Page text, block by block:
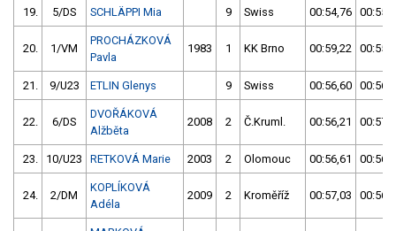
19. 5/DS SCHLÄPPI Mia 9 Swiss 00:54,76
20. 1/VM
PROCHÁZKOVÁ
Pavla
1983 1 KK Brno 00:59,22
21. 9/U23 ETLIN Glenys 9 Swiss 00:56,60
22. 6/DS
DVOŘÁKOVÁ
Alžběta
2008 2 Č.Kruml. 00:56,21
23. 10/U23 RETKOVÁ Marie 2003 2 Olomouc 00:56,61
24. 2/DM
KOPLÍKOVÁ
Adéla
2009 2 Kroměříž 00:57,03